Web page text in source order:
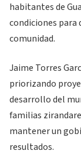
habitantes de
condiciones para
comunidad.
Jaime Torres
priorizando
desarrollo del
familias
mantener un
resultados.